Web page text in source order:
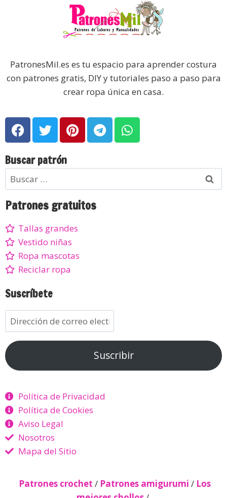
PatronesMil.es es tu espacio para aprender costura
con patrones gratis, DIY y tutoriales paso a paso para
crear ropa única en casa.
Buscar patrón
Patrones gratuitos
Tallas grandes
Vestido niñas
Ropa mascotas
Reciclar ropa
Suscríbete
Suscribir
Política de Privacidad
Política de Cookies
Aviso Legal
Nosotros
Mapa del Sitio
Patrones crochet / Patrones amigurumi / Los